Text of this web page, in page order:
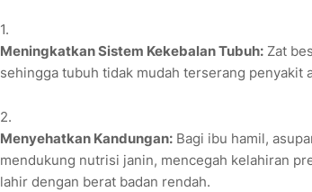
Meningkatkan Sistem Kekebalan Tubuh: Zat
sehingga tubuh tidak mudah terserang penyakit
Menyehatkan Kandungan: Bagi ibu hamil,
mendukung nutrisi janin, mencegah kelahiran
lahir dengan berat badan rendah.